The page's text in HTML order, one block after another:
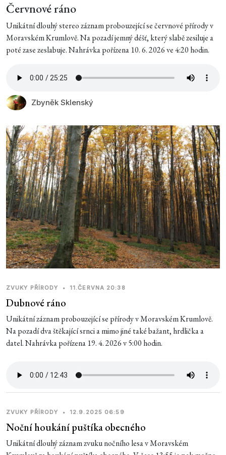
Červnové ráno
Unikátní dlouhý stereo záznam probouzející se červnové přírody v
Moravském Krumlově. Na pozadí jemný déšť, který slabě zesiluje a
poté zase zeslabuje. Nahrávka pořízena 10. 6. 2026 ve 4:20 hodin.
Zbyněk Sklenský
ZVUKY PŘÍRODY • 11.ČERVNA 20:38
Dubnové ráno
Unikátní záznam probouzející se přírody v Moravském Krumlově.
Na pozadí dva štěkající srnci a mimo jiné také bažant, hrdlička a
datel. Nahrávka pořízena 19. 4. 2026 v 5:00 hodin.
ZVUKY PŘÍRODY • 12.9.2025 06:59
Noční houkání puštíka obecného
Unikátní dlouhý záznam zvuku nočního lesa v Moravském